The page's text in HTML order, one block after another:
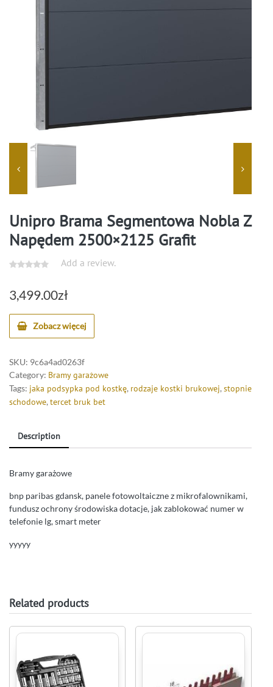
Unipro Brama Segmentowa Nobla Z
Napędem 2500×2125 Grafit
Add a review.
3,499.00zł
Zobacz więcej
SKU: 9c6a4ad0263f
Category: Bramy garażowe
Tags: jaka podsypka pod kostkę, rodzaje kostki brukowej, stopnie
schodowe, tercet bruk bet
Description
Bramy garażowe
bnp paribas gdansk, panele fotowoltaiczne z mikrofalownikami,
fundusz ochrony środowiska dotacje, jak zablokować numer w
telefonie lg, smart meter
yyyyy
Related products